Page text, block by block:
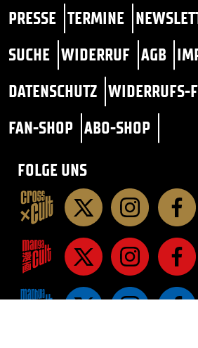
PRESSE TERMINE
SUCHE WIDERRUF AGB
DATENSCHUTZ WIDERRUFS-
FAN-SHOP ABO-SHOP
FOLGE UNS